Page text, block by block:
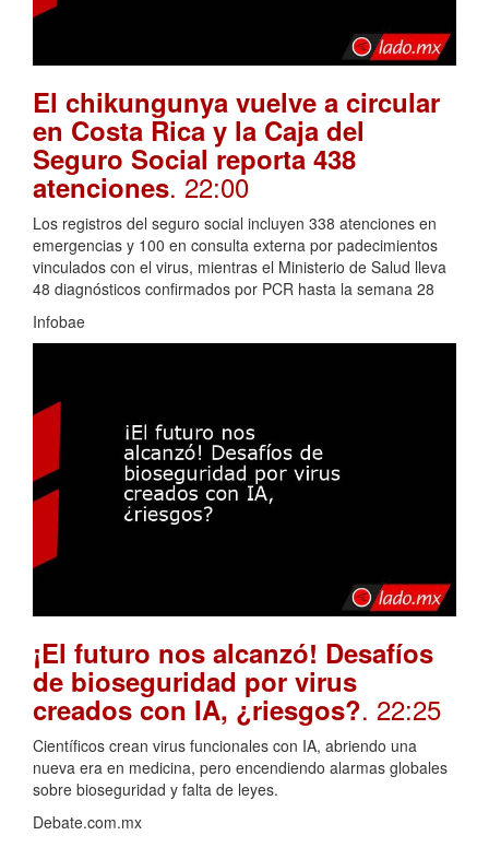
El chikungunya vuelve a circular
en Costa Rica y la Caja del
Seguro Social reporta 438
atenciones. 22:00
Los registros del seguro social incluyen 338 atenciones en
emergencias y 100 en consulta externa por padecimientos
vinculados con el virus, mientras el Ministerio de Salud lleva
48 diagnósticos confirmados por PCR hasta la semana 28
Infobae
¡El futuro nos alcanzó! Desafíos
de bioseguridad por virus
creados con IA, ¿riesgos?. 22:25
Científicos crean virus funcionales con IA, abriendo una
nueva era en medicina, pero encendiendo alarmas globales
sobre bioseguridad y falta de leyes.
Debate.com.mx